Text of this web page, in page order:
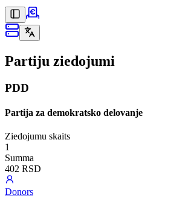
Partiju ziedojumi
PDD
Partija za demokratsko delovanje
Ziedojumu skaits
1
Summa
402 RSD
Donors